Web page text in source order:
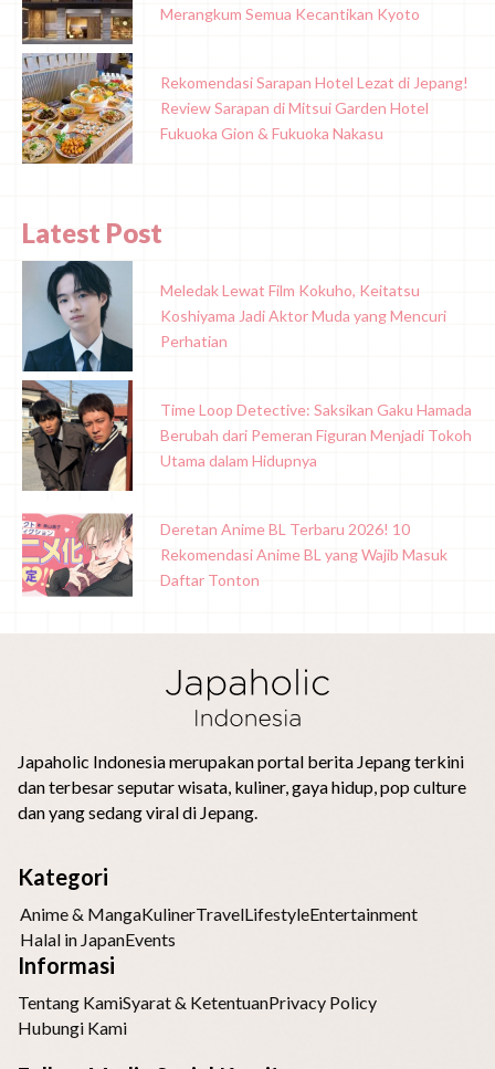
Merangkum Semua Kecantikan Kyoto
Rekomendasi Sarapan Hotel Lezat di Jepang!
Review Sarapan di Mitsui Garden Hotel
Fukuoka Gion & Fukuoka Nakasu
Latest Post
Meledak Lewat Film Kokuho, Keitatsu
Koshiyama Jadi Aktor Muda yang Mencuri
Perhatian
Time Loop Detective: Saksikan Gaku Hamada
Berubah dari Pemeran Figuran Menjadi Tokoh
Utama dalam Hidupnya
Deretan Anime BL Terbaru 2026! 10
Rekomendasi Anime BL yang Wajib Masuk
Daftar Tonton
Japaholic Indonesia merupakan portal berita Jepang terkini
dan terbesar seputar wisata, kuliner, gaya hidup, pop culture
dan yang sedang viral di Jepang.
Kategori
Anime & MangaKulinerTravelLifestyleEntertainment
Halal in JapanEvents
Informasi
Tentang KamiSyarat & KetentuanPrivacy Policy
Hubungi Kami